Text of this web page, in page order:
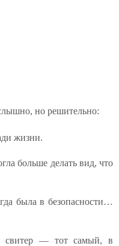
но решительно:
жизни.
больше делать вид, что
была в безопасности…
свитер — тот самый, в